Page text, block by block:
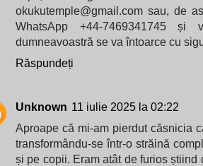
okukutemple@gmail.com sau, de
WhatsApp +44-7469341745 și
dumneavoastră se va întoarce cu
Răspundeți
Unknown 11 iulie 2025 la 02:22
Aproape că mi-am pierdut căsnicia
transformându-se într-o străină
și pe copii. Eram atât de furios